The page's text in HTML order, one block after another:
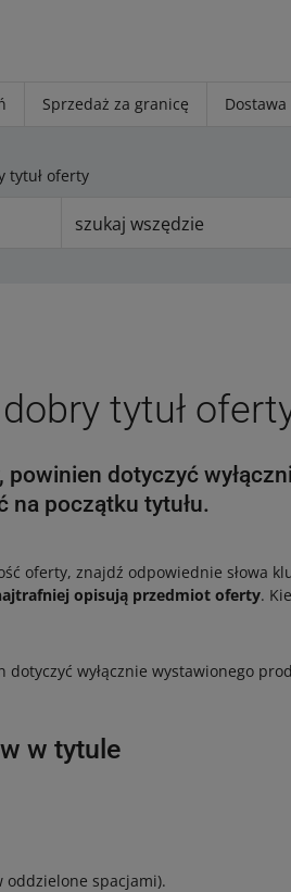
Sprzedaż za granicę
tytuł oferty
szukaj wszędzie
tytuł
powinien dotyczyć
na początku tytułu.
oferty, znajdź odpowiednie słowa
opisują przedmiot oferty.
dotyczyć wyłącznie wystawionego
w tytule
oddzielone spacjami).